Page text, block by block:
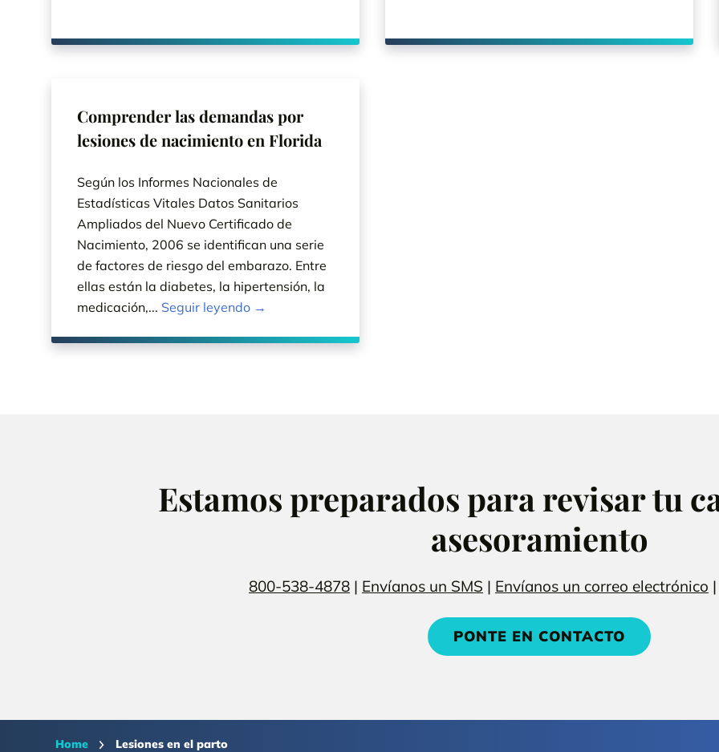
Comprender las demandas por
lesiones de nacimiento en Florida
Según los Informes Nacionales de
Estadísticas Vitales Datos Sanitarios
Ampliados del Nuevo Certificado de
Nacimiento, 2006 se identifican una serie
de factores de riesgo del embarazo. Entre
ellas están la diabetes, la hipertensión, la
medicación,... Seguir leyendo →
Estamos preparados para revisar tu
asesoramiento
800-538-4878 | Envíanos un SMS | Envíanos un correo electrónico
PONTE EN CONTACTO
Home Lesiones en el parto